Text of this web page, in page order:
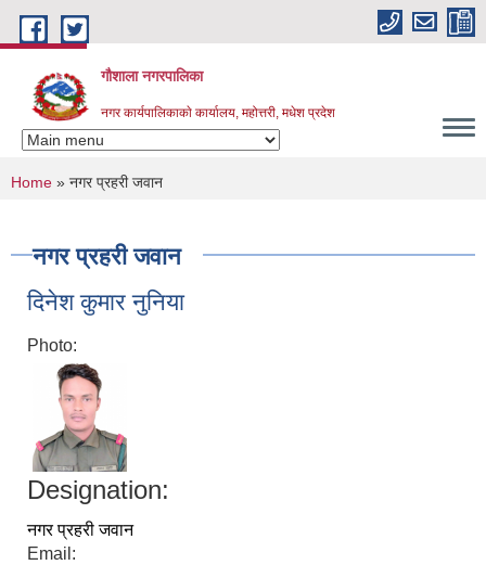
Skip to main content
गौशाला नगरपालिका
नगर कार्यपालिकाकाे कार्यालय, महोत्तरी, मधेश प्रदेश
You are here
Home » नगर प्रहरी जवान
नगर प्रहरी जवान
दिनेश कुमार नुनिया
Photo:
Designation:
नगर प्रहरी जवान
Email: